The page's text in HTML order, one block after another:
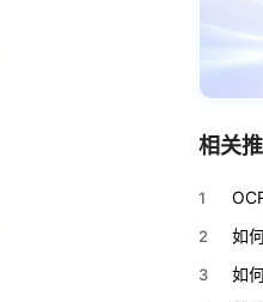
相关
1
2
3 如